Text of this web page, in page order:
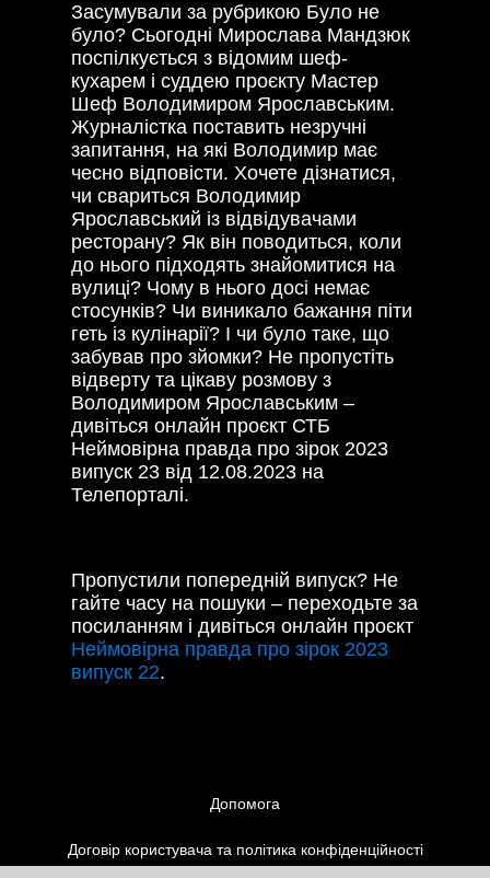
Засумували за рубрикою Було не
було? Сьогодні Мирослава Мандзюк
поспілкується з відомим шеф-
кухарем і суддею проєкту Мастер
Шеф Володимиром Ярославським.
Журналістка поставить незручні
запитання, на які Володимир має
чесно відповісти. Хочете дізнатися,
чи свариться Володимир
Ярославський із відвідувачами
ресторану? Як він поводиться, коли
до нього підходять знайомитися на
вулиці? Чому в нього досі немає
стосунків? Чи виникало бажання піти
геть із кулінарії? І чи було таке, що
забував про зйомки? Не пропустіть
відверту та цікаву розмову з
Володимиром Ярославським –
дивіться онлайн проєкт СТБ
Неймовірна правда про зірок 2023
випуск 23 від 12.08.2023 на
Телепорталі.
Пропустили попередній випуск? Не
гайте часу на пошуки – переходьте за
посиланням і дивіться онлайн проєкт
Неймовірна правда про зірок 2023
випуск 22.
Допомога
Договір користувача та політика конфіденційності